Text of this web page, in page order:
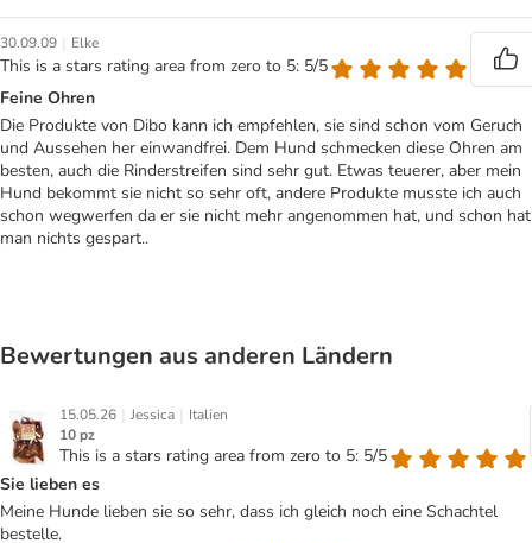
30.09.09 | Elke
This is a stars rating area from zero to 5: 5/5
Feine Ohren
Die Produkte von Dibo kann ich empfehlen, sie sind schon vom Geruch
und Aussehen her einwandfrei. Dem Hund schmecken diese Ohren am
besten, auch die Rinderstreifen sind sehr gut. Etwas teuerer, aber mein
Hund bekommt sie nicht so sehr oft, andere Produkte musste ich auch
schon wegwerfen da er sie nicht mehr angenommen hat, und schon hat
man nichts gespart..
Bewertungen aus anderen Ländern
15.05.26 | Jessica | Italien
10 pz
This is a stars rating area from zero to 5: 5/5
Sie lieben es
Meine Hunde lieben sie so sehr, dass ich gleich noch eine Schachtel
bestelle.